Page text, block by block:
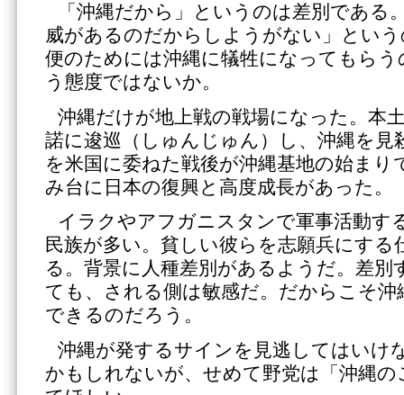
「沖縄だから」というのは差別である
威があるのだからしようがない」とい
便のためには沖縄に犠牲になってもら
う態度ではないか。
沖縄だけが地上戦の戦場になった。本
諾に逡巡（しゅんじゅん）し、沖縄を見
を米国に委ねた戦後が沖縄基地の始まり
み台に日本の復興と高度成長があった。
イラクやアフガニスタンで軍事活動す
民族が多い。貧しい彼らを志願兵にする
る。背景に人種差別があるようだ。差別
ても、される側は敏感だ。だからこそ沖
できるのだろう。
沖縄が発するサインを見逃してはいけ
かもしれないが、せめて野党は「沖縄